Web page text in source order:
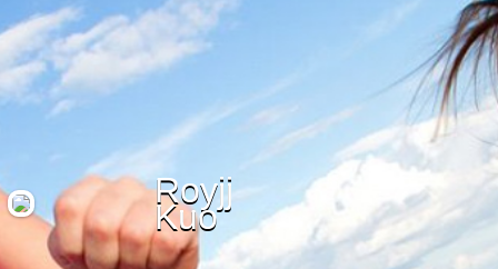
好康優惠
最新留言 Royjj
Kuo